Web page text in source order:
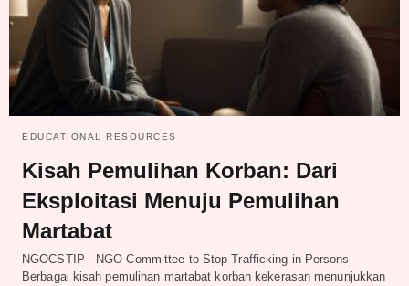
EDUCATIONAL RESOURCES
Kisah Pemulihan Korban: Dari
Eksploitasi Menuju Pemulihan
Martabat
NGOCSTIP - NGO Committee to Stop Trafficking in Persons -
Berbagai kisah pemulihan martabat korban kekerasan menunjukkan